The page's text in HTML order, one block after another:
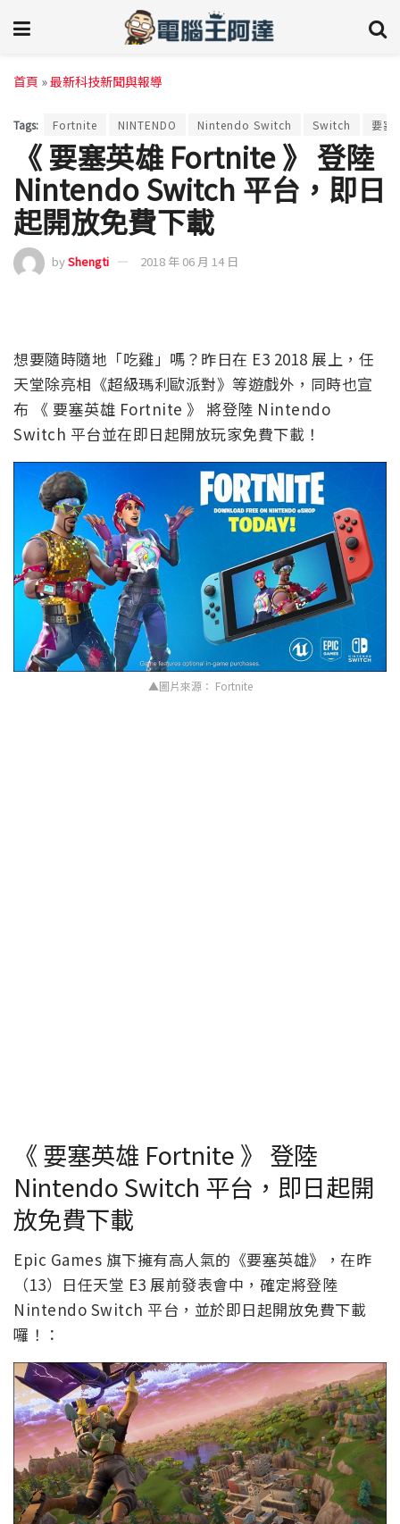
首頁 »最新科技新聞與報導
Tags: Fortnite NINTENDO Nintendo Switch Switch 要塞
《 要塞英雄 Fortnite 》 登陸
Nintendo Switch 平台，即日
起開放免費下載
byShengti 2018 年 06 月 14 日
想要隨時隨地「吃雞」嗎？昨日在 E3 2018 展上，任
天堂除亮相《超級瑪利歐派對》等遊戲外，同時也宣
布 《 要塞英雄 Fortnite 》 將登陸 Nintendo
Switch 平台並在即日起開放玩家免費下載！
▲圖片來源： Fortnite
《 要塞英雄 Fortnite 》 登陸
Nintendo Switch 平台，即日起開
放免費下載
Epic Games 旗下擁有高人氣的《要塞英雄》，在昨
（13）日任天堂 E3 展前發表會中，確定將登陸
Nintendo Switch 平台，並於即日起開放免費下載
囉！：